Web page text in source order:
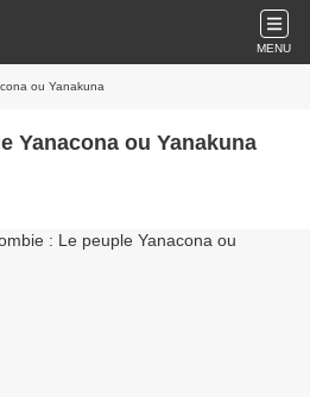
MENU
ou Yanakuna
Yanacona ou Yanakuna